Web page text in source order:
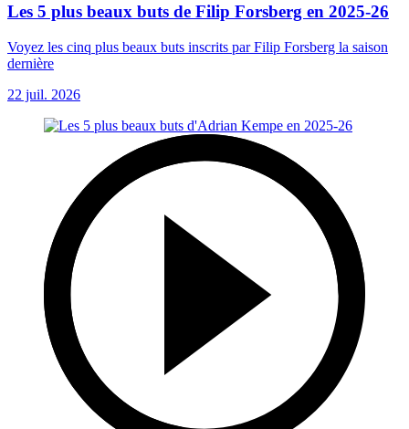
Les 5 plus beaux buts de Filip Forsberg en 2025-26
Voyez les cinq plus beaux buts inscrits par Filip Forsberg la saison
dernière
22 juil. 2026